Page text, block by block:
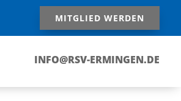
MITGLIED WERDEN
INFO@RSV-ERMINGEN.DE